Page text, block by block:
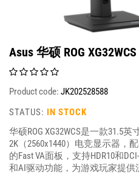
Asus 华硕 ROG
Product code: JK202528588
STATUS: IN STOCK
华硕ROG XG32WCS是一款31.5英
2K（2560x1440）电竞显示器，
的Fast VA面板，支持HDR10和
和AI驱动功能，为游戏玩家提供